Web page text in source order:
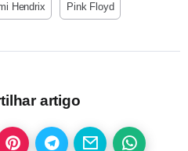
Hendrix Pink Floyd
artigo